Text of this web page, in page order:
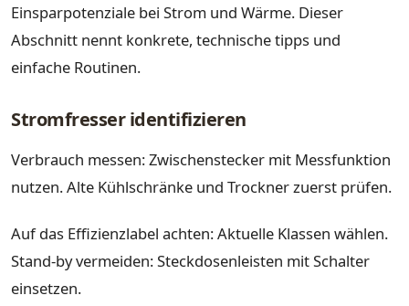
Einsparpotenziale bei Strom und Wärme. Dieser
Abschnitt nennt konkrete, technische tipps und
einfache Routinen.
Stromfresser identifizieren
Verbrauch messen: Zwischenstecker mit Messfunktion
nutzen. Alte Kühlschränke und Trockner zuerst prüfen.
Auf das Effizienzlabel achten: Aktuelle Klassen wählen.
Stand-by vermeiden: Steckdosenleisten mit Schalter
einsetzen.